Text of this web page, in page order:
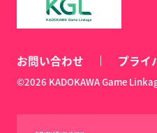
お問い合わせ プライ
©2026 KADOKAWA Game